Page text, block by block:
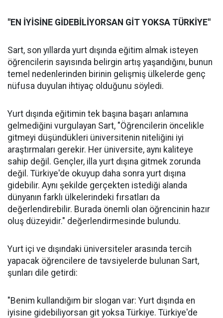
"EN İYİSİNE GİDEBİLİYORSAN GİT YOKSA TÜRKİYE"
Sart, son yıllarda yurt dışında eğitim almak isteyen
öğrencilerin sayısında belirgin artış yaşandığını, bunun
temel nedenlerinden birinin gelişmiş ülkelerde genç
nüfusa duyulan ihtiyaç olduğunu söyledi.
Yurt dışında eğitimin tek başına başarı anlamına
gelmediğini vurgulayan Sart, "Öğrencilerin öncelikle
gitmeyi düşündükleri üniversitenin niteliğini iyi
araştırmaları gerekir. Her üniversite, aynı kaliteye
sahip değil. Gençler, illa yurt dışına gitmek zorunda
değil. Türkiye'de okuyup daha sonra yurt dışına
gidebilir. Aynı şekilde gerçekten istediği alanda
dünyanın farklı ülkelerindeki fırsatları da
değerlendirebilir. Burada önemli olan öğrencinin hazır
oluş düzeyidir." değerlendirmesinde bulundu.
Yurt içi ve dışındaki üniversiteler arasında tercih
yapacak öğrencilere de tavsiyelerde bulunan Sart,
şunları dile getirdi:
"Benim kullandığım bir slogan var: Yurt dışında en
iyisine gidebiliyorsan git yoksa Türkiye. Türkiye'de